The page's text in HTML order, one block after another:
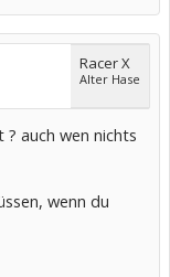
Racer X
Alter Hase
auch wen nichts
wenn du